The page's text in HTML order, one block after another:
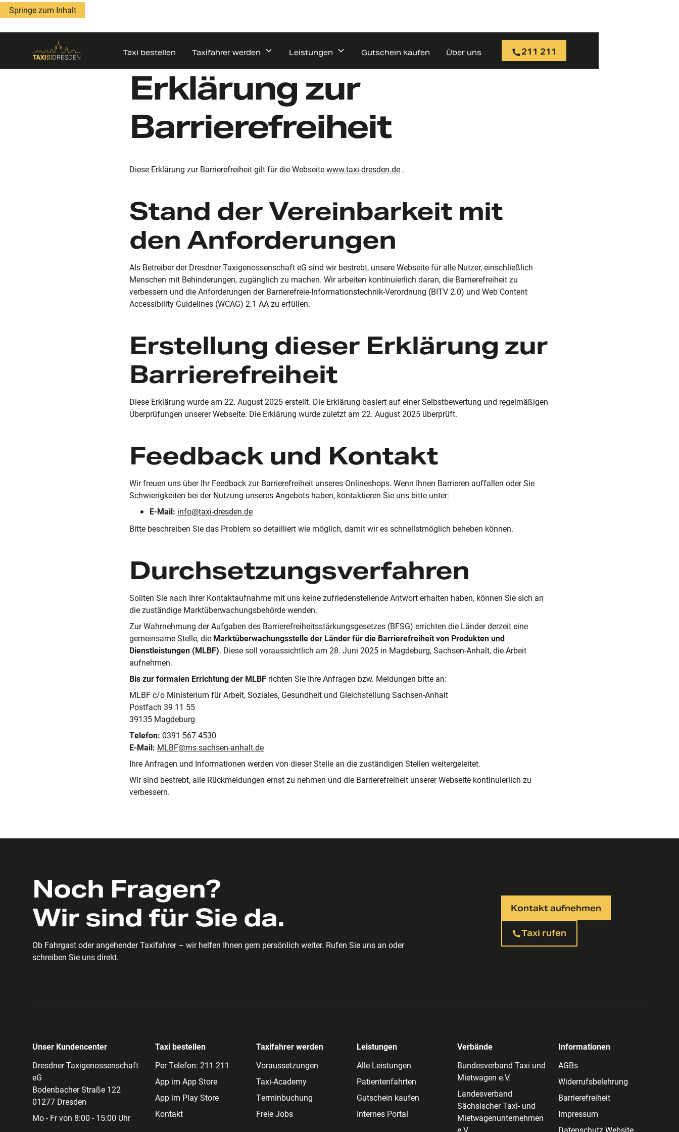
Springe zum Inhalt
Taxi bestellen Taxifahrer werden Leistungen Gutschein kaufen Über uns 211 211
Erklärung zur
Barrierefreiheit
Diese Erklärung zur Barrierefreiheit gilt für die Webseitewww.taxi-dresden.de .
Stand der Vereinbarkeit mit
den Anforderungen
Als Betreiber der Dresdner Taxigenossenschaft eG sind wir bestrebt, unsere Webseite für alle Nutzer, einschließlich
Menschen mit Behinderungen, zugänglich zu machen. Wir arbeiten kontinuierlich daran, die Barrierefreiheit zu
verbessern und die Anforderungen der Barrierefreie-Informationstechnik-Verordnung (BITV 2.0) und Web Content
Accessibility Guidelines (WCAG) 2.1 AA zu erfüllen.
Erstellung dieser Erklärung zur
Barrierefreiheit
Diese Erklärung wurde am 22. August 2025 erstellt. Die Erklärung basiert auf einer Selbstbewertung und regelmäßigen
Überprüfungen unserer Webseite. Die Erklärung wurde zuletzt am 22. August 2025 überprüft.
Feedback und Kontakt
Wir freuen uns über Ihr Feedback zur Barrierefreiheit unseres Onlineshops. Wenn Ihnen Barrieren auffallen oder Sie
Schwierigkeiten bei der Nutzung unseres Angebots haben, kontaktieren Sie uns bitte unter:
E-Mail: info@taxi-dresden.de
Bitte beschreiben Sie das Problem so detailliert wie möglich, damit wir es schnellstmöglich beheben können.
Durchsetzungsverfahren
Sollten Sie nach Ihrer Kontaktaufnahme mit uns keine zufriedenstellende Antwort erhalten haben, können Sie sich an
die zuständige Marktüberwachungsbehörde wenden.
Zur Wahrnehmung der Aufgaben des Barrierefreiheitsstärkungsgesetzes (BFSG) errichten die Länder derzeit eine
gemeinsame Stelle, die Marktüberwachungsstelle der Länder für die Barrierefreiheit von Produkten und
Dienstleistungen (MLBF). Diese soll voraussichtlich am 28. Juni 2025 in Magdeburg, Sachsen-Anhalt, die Arbeit
aufnehmen.
Bis zur formalen Errichtung der MLBF richten Sie Ihre Anfragen bzw. Meldungen bitte an:
MLBF c/o Ministerium für Arbeit, Soziales, Gesundheit und Gleichstellung Sachsen-Anhalt
Postfach 39 11 55
39135 Magdeburg
Telefon: 0391 567 4530
E-Mail: MLBF@ms.sachsen-anhalt.de
Ihre Anfragen und Informationen werden von dieser Stelle an die zuständigen Stellen weitergeleitet.
Wir sind bestrebt, alle Rückmeldungen ernst zu nehmen und die Barrierefreiheit unserer Webseite kontinuierlich zu
verbessern.
Noch Fragen?
Wir sind für Sie da.
Ob Fahrgast oder angehender Taxifahrer – wir helfen Ihnen gern persönlich weiter. Rufen Sie uns an oder
schreiben Sie uns direkt.
Kontakt aufnehmen
Taxi rufen
Unser Kundencenter
Dresdner Taxigenossenschaft
eG
Bodenbacher Straße 122
01277 Dresden
Mo - Fr von 8:00 - 15:00 Uhr
Taxi bestellen
Per Telefon: 211 211
App im App Store
App im Play Store
Kontakt
Taxifahrer werden
Voraussetzungen
Taxi-Academy
Terminbuchung
Freie Jobs
Leistungen
Alle Leistungen
Patientenfahrten
Gutschein kaufen
Internes Portal
Verbände
Bundesverband Taxi und
Mietwagen e.V.
Landesverband
Sächsischer Taxi- und
Mietwagenunternehmen
e.V.
Informationen
AGBs
Widerrufsbelehrung
Barrierefreiheit
Impressum
Datenschutz Website